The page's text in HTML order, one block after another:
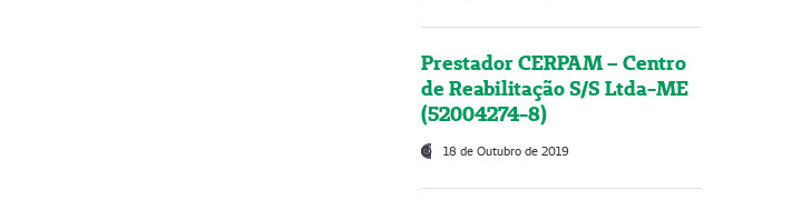
Prestador CERPAM – Centro
de Reabilitação S/S Ltda-ME
(52004274-8)
18 de Outubro de 2019